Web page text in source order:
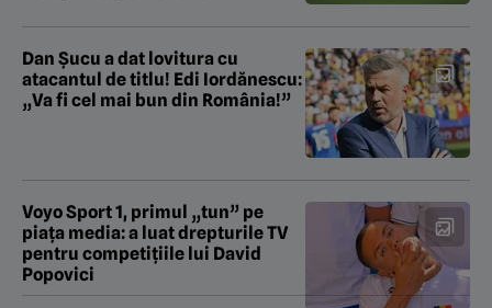
Dan Șucu a dat lovitura cu
atacantul de titlu! Edi Iordănescu:
„Va fi cel mai bun din România!”
Voyo Sport 1, primul „tun” pe
piața media: a luat drepturile TV
pentru competițiile lui David
Popovici